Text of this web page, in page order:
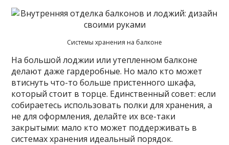
Системы хранения на балконе
На большой лоджии или утепленном балконе
делают даже гардеробные. Но мало кто может
втиснуть что-то больше пристенного шкафа,
который стоит в торце. Единственный совет: если
собираетесь использовать полки для хранения, а
не для оформления, делайте их все-таки
закрытыми: мало кто может поддерживать в
системах хранения идеальный порядок.